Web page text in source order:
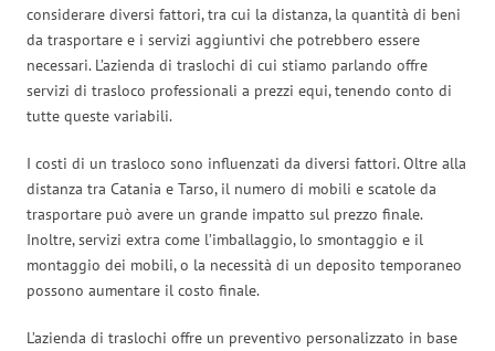
considerare diversi fattori, tra cui la distanza, la quantità di beni
da trasportare e i servizi aggiuntivi che potrebbero essere
necessari. L’azienda di traslochi di cui stiamo parlando offre
servizi di trasloco professionali a prezzi equi, tenendo conto di
tutte queste variabili.
I costi di un trasloco sono influenzati da diversi fattori. Oltre alla
distanza tra Catania e Tarso, il numero di mobili e scatole da
trasportare può avere un grande impatto sul prezzo finale.
Inoltre, servizi extra come l’imballaggio, lo smontaggio e il
montaggio dei mobili, o la necessità di un deposito temporaneo
possono aumentare il costo finale.
L’azienda di traslochi offre un preventivo personalizzato in base